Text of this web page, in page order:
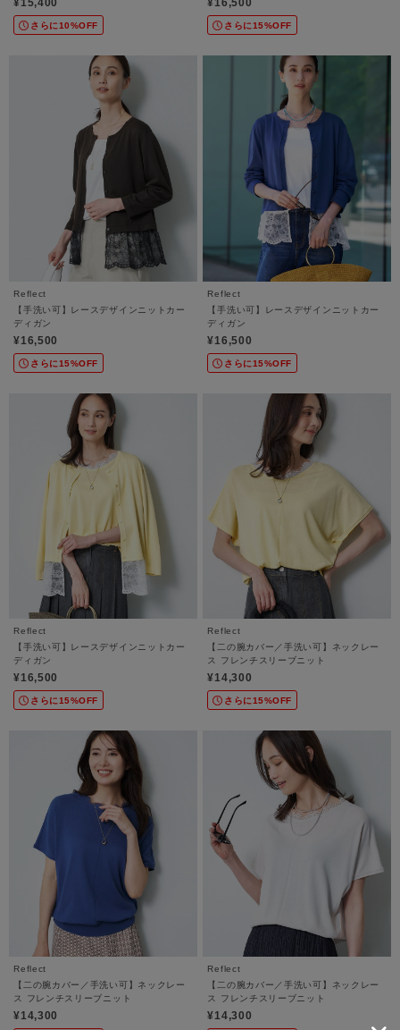
¥15,400
さらに10%OFF
¥16,500
さらに15%OFF
Reflect
【手洗い可】レースデザインニットカー
ディガン
¥16,500
さらに15%OFF
Reflect
【手洗い可】レースデザインニットカー
ディガン
¥16,500
さらに15%OFF
Reflect
【手洗い可】レースデザインニットカー
ディガン
¥16,500
さらに15%OFF
Reflect
【二の腕カバー／手洗い可】ネックレー
ス フレンチスリーブニット
¥14,300
さらに15%OFF
Reflect
【二の腕カバー／手洗い可】ネックレー
ス フレンチスリーブニット
¥14,300
Reflect
【二の腕カバー／手洗い可】ネックレー
ス フレンチスリーブニット
¥14,300